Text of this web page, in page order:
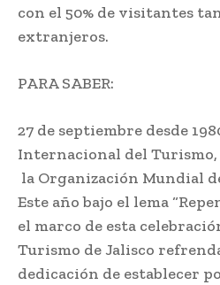
con el 50% de visitantes
extranjeros.
PARA SABER:
27 de septiembre desde
Internacional del
la Organización Mundial
Este año bajo el lema
el marco de esta
Turismo de Jalisco
dedicación de establecer